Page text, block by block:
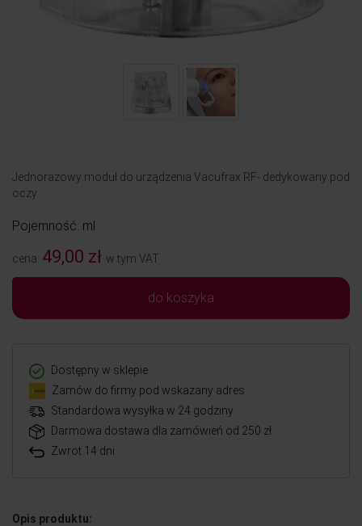
Jednorazowy moduł do urządzenia Vacufrax RF- dedykowany pod
oczy
Pojemność: ml
cena: 49,00 zł w tym VAT
do koszyka
Dostępny w sklepie
Zamów do firmy pod wskazany adres
Standardowa wysyłka w 24 godziny
Darmowa dostawa dla zamówień od 250 zł
Zwrot 14 dni
Opis produktu: